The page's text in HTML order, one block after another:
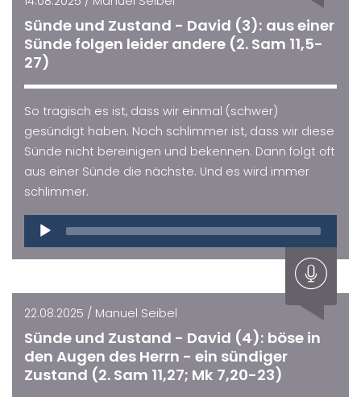
Sünde und Zustand - David (3): aus einer
Sünde folgen leider andere (2. Sam 11,5-
27)
So tragisch es ist, dass wir einmal (schwer)
gesündigt haben. Noch schlimmer ist, dass wir diese
Sünde nicht bereinigen und bekennen. Dann folgt oft
aus einer Sünde die nächste. Und es wird immer
schlimmer.
Audio
Player
22.08.2025 / Manuel Seibel
Sünde und Zustand - David (4): böse in
den Augen des Herrn - ein sündiger
Zustand (2. Sam 11,27; Mk 7,20-23)